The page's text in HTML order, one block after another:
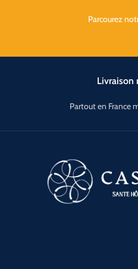
Parcourez
Livraison
Partout en France